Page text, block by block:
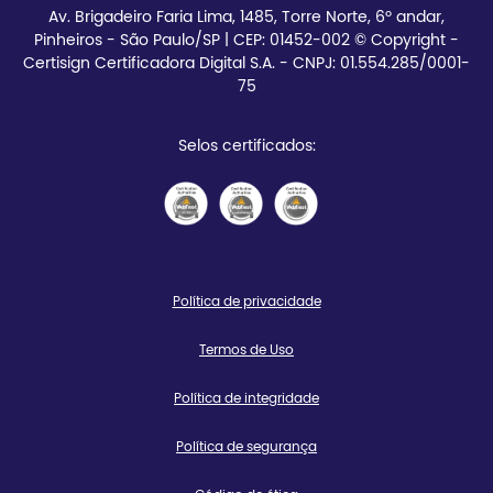
Av. Brigadeiro Faria Lima, 1485, Torre Norte, 6º andar,
Pinheiros - São Paulo/SP | CEP: 01452-002 © Copyright -
Certisign Certificadora Digital S.A. - CNPJ: 01.554.285/0001-
75
Selos certificados:
Política de privacidade
Termos de Uso
Política de integridade
Política de segurança